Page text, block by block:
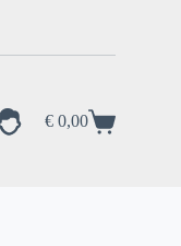
Winkelwagen
€ 0,00